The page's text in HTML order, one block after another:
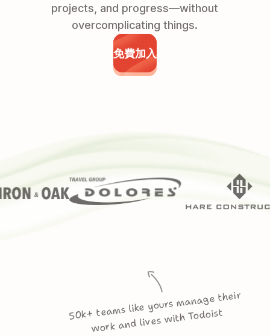
projects, and progress—without
overcomplicating things.
免費加入
50k+ teams like yours manage their
work and lives with Todoist